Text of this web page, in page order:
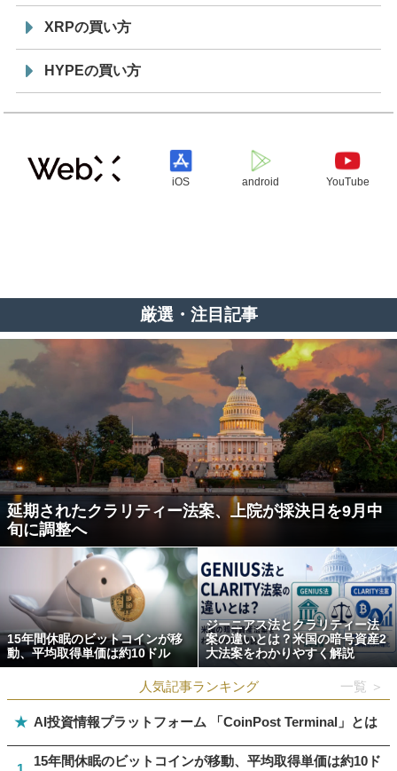
XRPの買い方
HYPEの買い方
iOS android YouTube
厳選・注目記事
延期されたクラリティー法案、上院が採決日を9月中
旬に調整へ
15年間休眠のビットコインが移
動、平均取得単価は約10ドル
ジーニアス法とクラリティー法
案の違いとは？米国の暗号資産2
大法案をわかりやすく解説
人気記事ランキング 一覧 ＞
★ AI投資情報プラットフォーム 「CoinPost Terminal」とは
15年間休眠のビットコインが移動、平均取得単価は約10ド